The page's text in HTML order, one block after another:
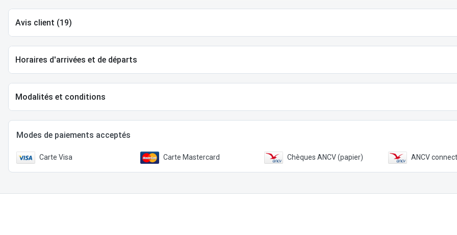
Avis client (19)
Horaires d'arrivées et de départs
Modalités et conditions
Modes de paiements acceptés
Carte Visa Carte Mastercard Chèques ANCV (papier) ANCV connect